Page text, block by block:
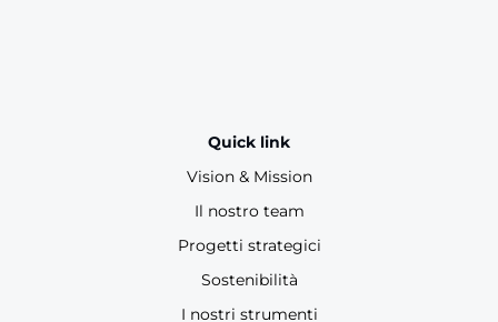
Quick link
Vision & Mission
Il nostro team
Progetti strategici
Sostenibilità
I nostri strumenti